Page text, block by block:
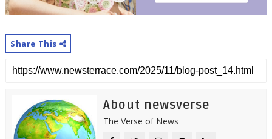
Share This
About newsverse
The Verse of News